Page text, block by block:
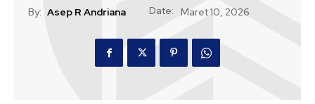
By: Asep R Andriana Date: Maret 10, 2026